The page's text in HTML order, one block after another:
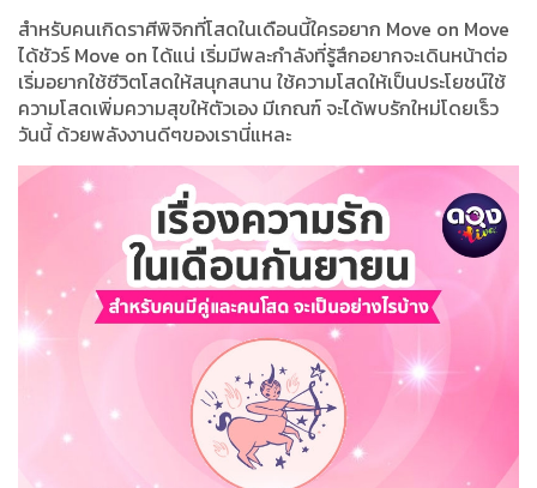
สำหรับคนเกิดราศีพิจิกที่โสดในเดือนนี้ใครอยาก Move on Move
ได้ชัวร์ Move on ได้แน่ เริ่มมีพละกำลังที่รู้สึกอยากจะเดินหน้าต่อ
เริ่มอยากใช้ชีวิตโสดให้สนุกสนาน ใช้ความโสดให้เป็นประโยชน์ใช้
ความโสดเพิ่มความสุขให้ตัวเอง มีเกณฑ์ จะได้พบรักใหม่โดยเร็ว
วันนี้ ด้วยพลังงานดีๆของเรานี่แหละ